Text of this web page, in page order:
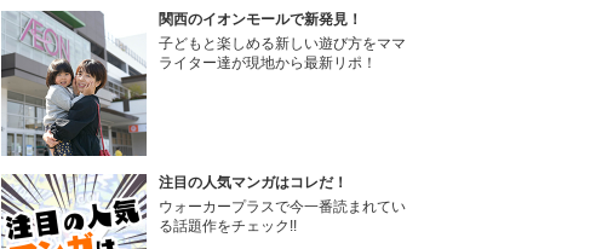
関西のイオンモールで新発見！
子どもと楽しめる新しい遊び方をママ
ライター達が現地から最新リポ！
注目の人気マンガはコレだ！
ウォーカープラスで今一番読まれてい
る話題作をチェック!!